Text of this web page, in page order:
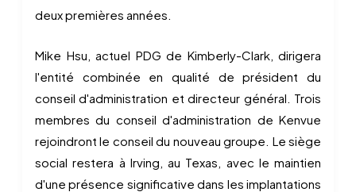
deux premières années.
Mike Hsu, actuel PDG de Kimberly-Clark, dirigera
l'entité combinée en qualité de président du
conseil d'administration et directeur général. Trois
membres du conseil d'administration de Kenvue
rejoindront le conseil du nouveau groupe. Le siège
social restera à Irving, au Texas, avec le maintien
d'une présence significative dans les implantations